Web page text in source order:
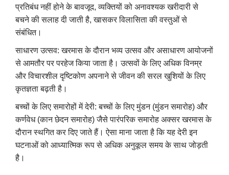
प्रतिबंध नहीं होने के बावजूद, व्यक्तियों को अनावश्यक खरीदारी से
बचने की सलाह दी जाती है, खासकर विलासिता की वस्तुओं से
संबंधित।
साधारण उत्सव: खरमास के दौरान भव्य उत्सव और असाधारण आयोजनों
से आमतौर पर परहेज किया जाता है। उत्सवों के लिए अधिक विनम्र
और विचारशील दृष्टिकोण अपनाने से जीवन की सरल खुशियों के लिए
कृतज्ञता बढ़ती है।
बच्चों के लिए समारोहों में देरी: बच्चों के लिए मुंडन (मुंडन समारोह) और
कर्णवेध (कान छेदन समारोह) जैसे पारंपरिक समारोह अक्सर खरमास के
दौरान स्थगित कर दिए जाते हैं। ऐसा माना जाता है कि यह देरी इन
घटनाओं को आध्यात्मिक रूप से अधिक अनुकूल समय के साथ जोड़ती
है।